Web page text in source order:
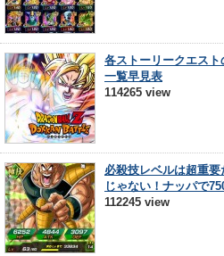
各ストーリークエス
一覧早見表
114265 view
必殺技レベルは超重
じゃない！ナッパで
112245 view